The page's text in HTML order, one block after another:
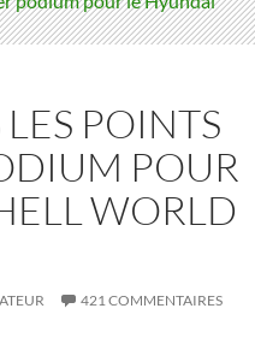
POINTS
POUR
WORLD
421 COMMENTAIRES